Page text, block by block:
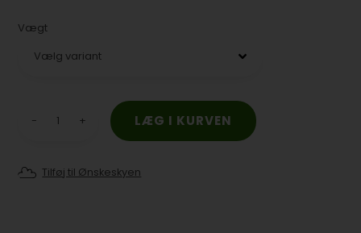
Vægt
- +
Tilføj til Ønskeskyen